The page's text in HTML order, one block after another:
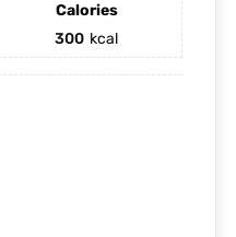
Calories
300 kcal